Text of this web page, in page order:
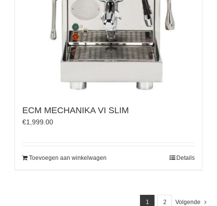
ECM MECHANIKA VI SLIM
€1,999.00
Toevoegen aan winkelwagen Details
1 2 Volgende